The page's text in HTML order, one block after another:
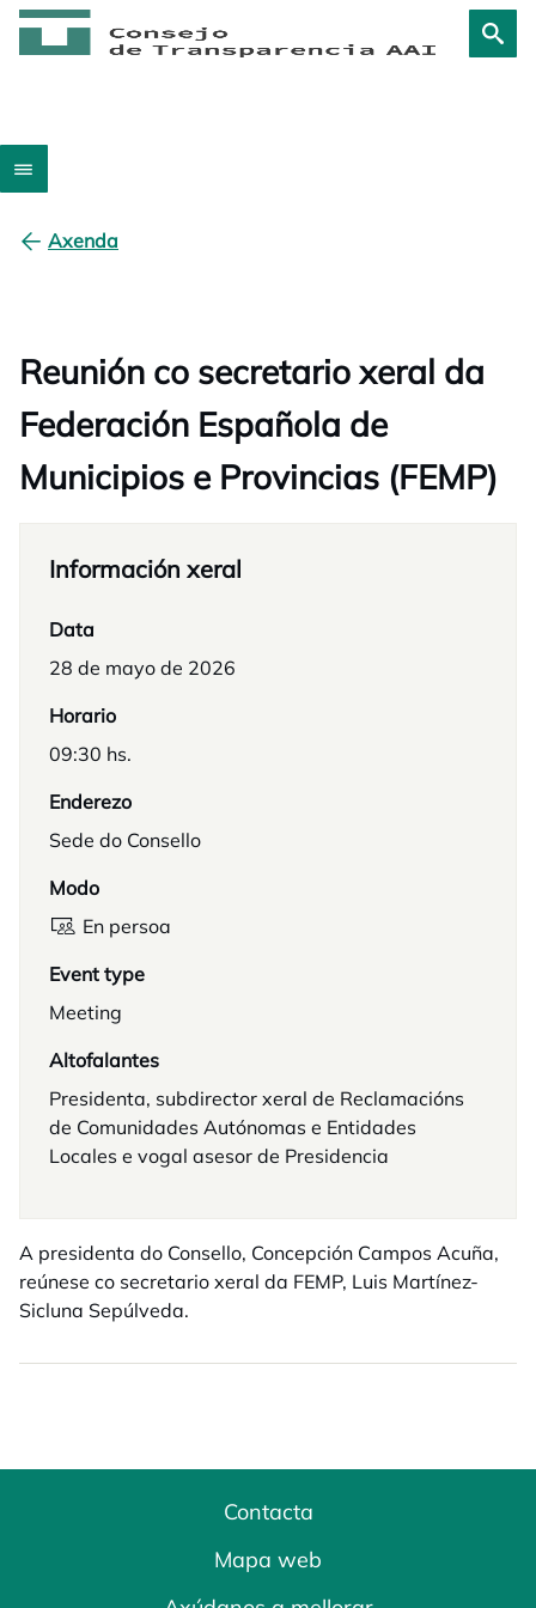
Axenda
Reunión co secretario xeral da
Federación Española de
Municipios e Provincias (FEMP)
Información xeral
Data
28 de mayo de 2026
Horario
09:30 hs.
Enderezo
Sede do Consello
Modo
En persoa
Event type
Meeting
Altofalantes
Presidenta, subdirector xeral de Reclamacións
de Comunidades Autónomas e Entidades
Locales e vogal asesor de Presidencia
A presidenta do Consello, Concepción Campos Acuña,
reúnese co secretario xeral da FEMP, Luis Martínez-
Sicluna Sepúlveda.
Contacta
Mapa web